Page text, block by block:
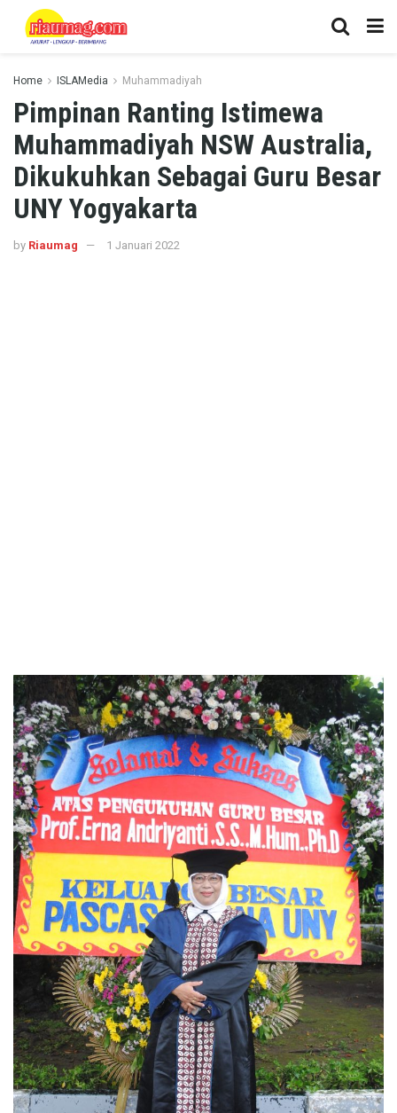
Home ISLAMedia Muhammadiyah
Pimpinan Ranting Istimewa
Muhammadiyah NSW Australia,
Dikukuhkan Sebagai Guru Besar
UNY Yogyakarta
by Riaumag 1 Januari 2022